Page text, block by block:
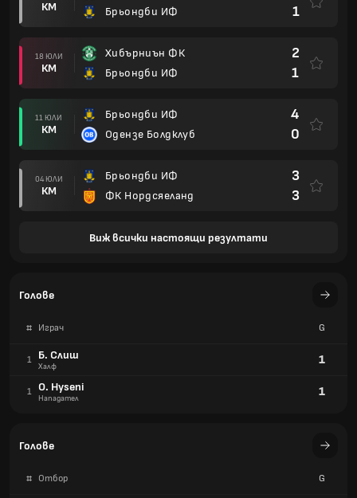
КМ
Брьондби ИФ
1
18 ЮЛИ
КМ
Хибърниън ФК
Брьондби ИФ
2
1
11 ЮЛИ
КМ
Брьондби ИФ
Одензе Болдклуб
4
0
04 ЮЛИ
КМ
Брьондби ИФ
ФК Нордсяеланд
3
3
Виж всички настоящи резултати
Голове
# Играч G
1 Б. Слиш
Халф 1
1 O. Hyseni
Нападател 1
Голове
# Отбор G